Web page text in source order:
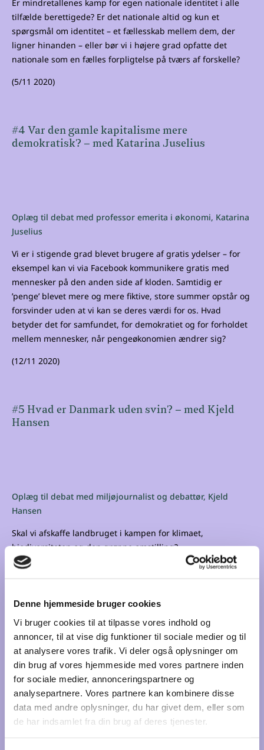
Denne hjemmeside bruger cookies
Vi bruger cookies til at tilpasse vores indhold og
annoncer, til at vise dig funktioner til sociale medier og til
at analysere vores trafik. Vi deler også oplysninger om
din brug af vores hjemmeside med vores partnere inden
for sociale medier, annonceringspartnere og
analysepartnere. Vores partnere kan kombinere disse
data med andre oplysninger, du har givet dem, eller som
de har indsamlet fra din brug af deres tjenester.
Er mindretallenes kamp for egen nationale identitet i alle
tilfælde berettigede? Er det nationale altid og kun et
spørgsmål om identitet – et fællesskab mellem dem, der
ligner hinanden – eller bør vi i højere grad opfatte det
nationale som en fælles forpligtelse på tværs af forskelle?
(5/11 2020)
#4 Var den gamle kapitalisme mere
demokratisk? – med Katarina Juselius
Oplæg til debat med professor emerita i økonomi, Katarina
Juselius
Vi er i stigende grad blevet brugere af gratis ydelser – for
eksempel kan vi via Facebook kommunikere gratis med
mennesker på den anden side af kloden. Samtidig er
’penge’ blevet mere og mere fiktive, store summer opstår og
forsvinder uden at vi kan se deres værdi for os. Hvad
betyder det for samfundet, for demokratiet og for forholdet
mellem mennesker, når pengeøkonomien ændrer sig?
(12/11 2020)
#5 Hvad er Danmark uden svin? – med Kjeld
Hansen
Oplæg til debat med miljøjournalist og debattør, Kjeld
Hansen
Skal vi afskaffe landbruget i kampen for klimaet,
biodiversiteten og den grønne omstilling?
Danmark er et landbrugsland, siger statsministeren, og det
landbruget, men selve erhvervet er i vore dage en elendig
forretning. Giver det mening at fortsætte med et af verdens
mest intensive landbrug, når erhvervet igen og igen skal
have offentlig støtte for at holde sig oven vande?
(19/11 2020)
#6 Skal vi følge med den teknologiske udvikling